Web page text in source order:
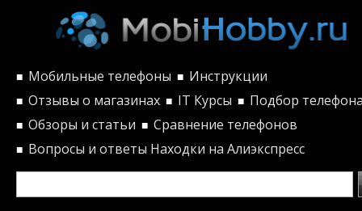
■ Мобильные телефоны ■ Инструкции
■ Отзывы о магазинах ■ IT Курсы ■ Подбор
■ Обзоры и статьи ■ Сравнение телефонов
■ Вопросы и ответы Находки на Алиэкспресс